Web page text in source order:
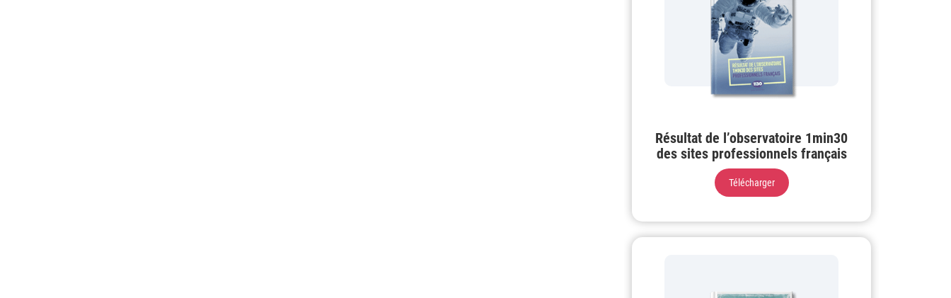
Résultat de l’observatoire 1min30
des sites professionnels français
Télécharger